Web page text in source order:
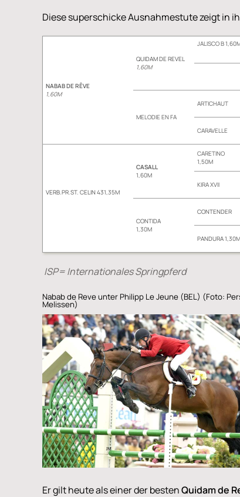
Diese superschicke Ausnahmestute zeigt in
NABAB DE RÊVE
1,60M
QUIDAM DE REVEL
1,60M
JALISCO B
MELODIE EN FA
ARTICHAUT
CARAVELLE
VERB.PR.ST. CELIN 431,35M
CASALL
1,60M
CARETINO
1,50M
KIRA XVII
CONTIDA
1,30M
CONTENDER
PANDURA1,30M
ISP= Internationales Springpferd
Nabab de Reve unter Philipp Le Jeune (BEL) (Foto:
Melissen)
Er gilt heute als einer der bestenQuidam de